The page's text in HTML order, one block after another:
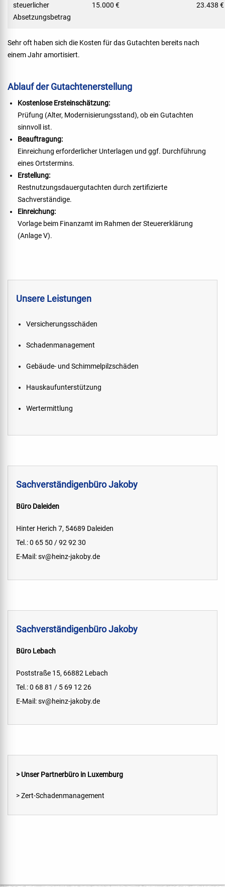
steuerlicher
Absetzungsbetrag
15.000 € 23.438 €
Sehr oft haben sich die Kosten für das Gutachten bereits nach
einem Jahr amortisiert.
Ablauf der Gutachtenerstellung
Kostenlose Ersteinschätzung:
Prüfung (Alter, Modernisierungsstand), ob ein Gutachten
sinnvoll ist.
Beauftragung:
Einreichung erforderlicher Unterlagen und ggf. Durchführung
eines Ortstermins.
Erstellung:
Restnutzungsdauergutachten durch zertifizierte
Sachverständige.
Einreichung:
Vorlage beim Finanzamt im Rahmen der Steuererklärung
(Anlage V).
Unsere Leistungen
Versicherungsschäden
Schadenmanagement
Gebäude- und Schimmelpilzschäden
Hauskaufunterstützung
Wertermittlung
Sachverständigenbüro Jakoby
Büro Daleiden
Hinter Herich 7, 54689 Daleiden
Tel.: 0 65 50 / 92 92 30
E-Mail:sv@heinz-jakoby.de
Sachverständigenbüro Jakoby
Büro Lebach
Poststraße 15, 66882 Lebach
Tel.: 0 68 81 / 5 69 12 26
E-Mail:sv@heinz-jakoby.de
> Unser Partnerbüro in Luxemburg
> Zert-Schadenmanagement